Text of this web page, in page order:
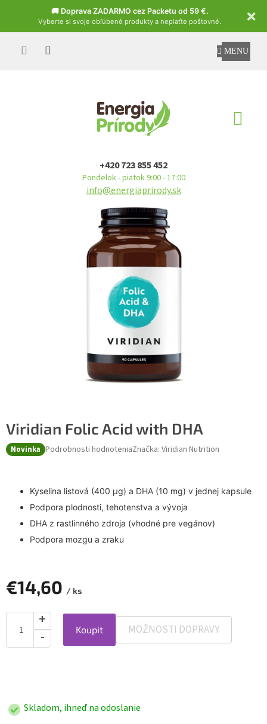
🚚 Doprava ZADARMO cez Packetu od 59 €.
Vyberte si svoje obľúbené produkty a neplaťte poštovné.
Czech
+420 723 855 452
Pondelok - piatok 9:00 - 17:00
info@energiaprirody.sk
Viridian Folic Acid with DHA
Novinka Podrobnosti hodnoteniaZnačka: Viridian Nutrition
Kyselina listová (400 µg) a DHA (10 mg) v jednej kapsule
Podpora plodnosti, tehotenstva a vývoja
DHA z rastlinného zdroja (vhodné pre vegánov)
Podpora mozgu a zraku
€14,60 / ks
Koupit MOŽNOSTI DOPRAVY
Skladom, ihneď na odoslanie